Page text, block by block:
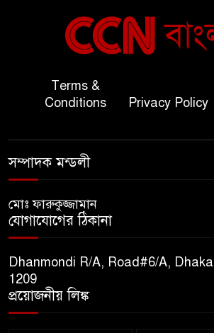
বাংলাদেশ ও
সহ-
অতিরিক্ত পুলিশ
বিপিআই-এর
৯
সুমাইয়া হারুন:
১০
Terms &
Conditions
Privacy Policy
সম্পাদক মন্ডলী
মোঃ ফারুকুজ্জামান
যোগাযোগের ঠিকানা
Dhanmondi R/A, Road#6/A,
1209
প্রয়োজনীয় লিঙ্ক